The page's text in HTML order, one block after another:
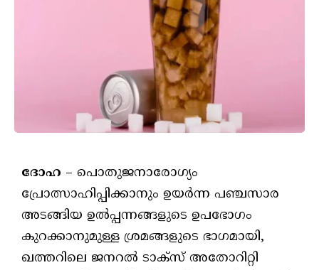
ദോഹ – പൊതുജനാരോഗ്യം
പ്രോത്സാഹിപ്പിക്കാനും ഉയര്‍ന്ന പഞ്ചസാര
അടങ്ങിയ ഉല്‍പ്പന്നങ്ങളുടെ ഉപഭോഗം
കുറക്കാനുമുള്ള ശ്രമങ്ങളുടെ ഭാഗമായി,
ഖത്തറിലെ ജനറല്‍ ടാക്‌സ് അതോറിറ്റി